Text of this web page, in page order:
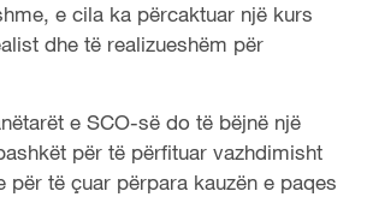
e cila ka përcaktuar një kurs
dhe të realizueshëm për
e SCO-së do të bëjnë një
për të përfituar vazhdimisht
për të çuar përpara kauzën e paqes